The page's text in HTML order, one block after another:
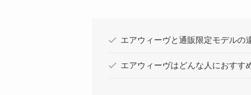
エアウィーヴと通販限定モデルの
エアウィーヴはどんな人におすす